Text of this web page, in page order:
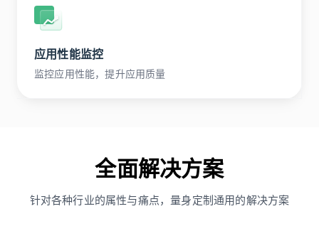
应用性能监控
监控应用性能，提升应用质量
全面解决方案
针对各种行业的属性与痛点，量身定制通用的解决方案